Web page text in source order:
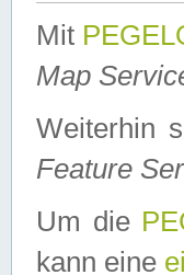
Mit
Map
Weiterhin
Feature
Um die
kann eine